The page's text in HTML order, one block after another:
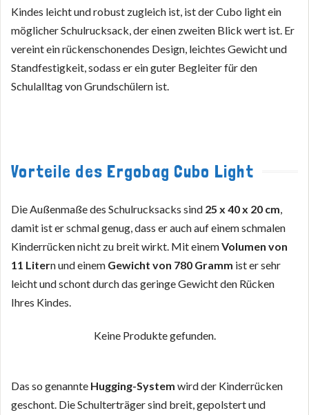
Kindes leicht und robust zugleich ist, ist der Cubo light ein
möglicher Schulrucksack, der einen zweiten Blick wert ist. Er
vereint ein rückenschonendes Design, leichtes Gewicht und
Standfestigkeit, sodass er ein guter Begleiter für den
Schulalltag von Grundschülern ist.
Vorteile des Ergobag Cubo Light
Die Außenmaße des Schulrucksacks sind 25 x 40 x 20 cm,
damit ist er schmal genug, dass er auch auf einem schmalen
Kinderrücken nicht zu breit wirkt. Mit einemVolumen von
11 Litern und einem Gewicht von 780 Gramm ist er sehr
leicht und schont durch das geringe Gewicht den Rücken
Ihres Kindes.
Keine Produkte gefunden.
Das so genannte Hugging-System wird der Kinderrücken
geschont. Die Schulterträger sind breit, gepolstert und